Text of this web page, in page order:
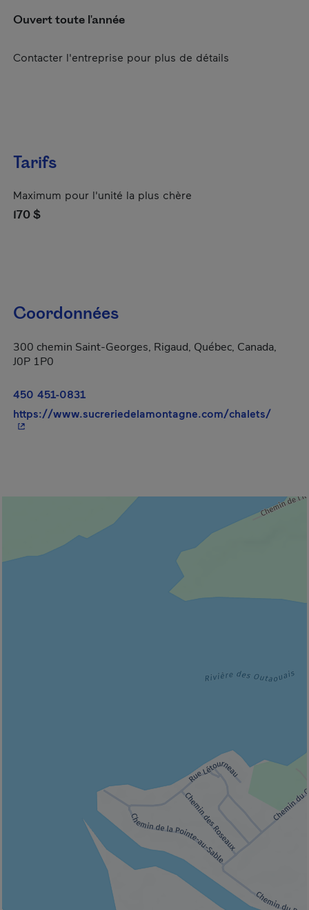
Ouvert toute l'année
Contacter l'entreprise pour plus de détails
Tarifs
Maximum pour l'unité la plus chère
170 $
Coordonnées
300 chemin Saint-Georges, Rigaud, Québec, Canada,
J0P 1P0
450 451-0831
https://www.sucreriedelamontagne.com/chalets/- Cet